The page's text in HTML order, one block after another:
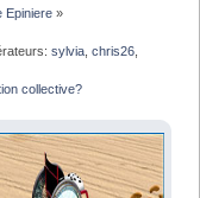
Epiniere »
sylvia ,chris26
collective?